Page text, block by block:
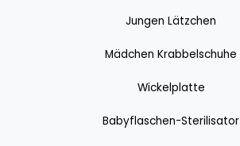
Jungen Lätzchen
Mädchen Krabbelschuhe
Wickelplatte
Babyflaschen-Sterilisator